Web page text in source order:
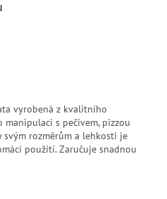
vyrobená z kvalitního
s pečivem, pizzou
svým rozměrům a lehkosti je
použití. Zaručuje snadnou